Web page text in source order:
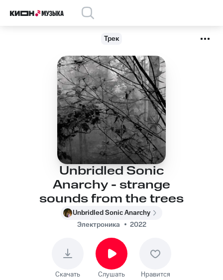
Трек
Unbridled Sonic
Anarchy - strange
sounds from the trees
Unbridled Sonic Anarchy
Электроника
2022
Скачать Слушать Нравится